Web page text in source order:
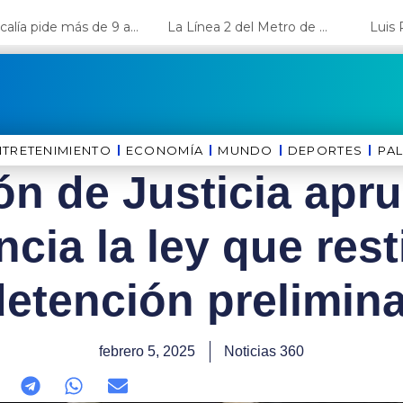
Fiscalía pide más de 9 años de cárcel para el diputado de oposición Harvey Colchado La Línea 2 del Metro de Lima y el Ramal 4 alcanzan un avance del 80%
ECONOMÍA MUNDO DEPORTES
de Justicia
la ley que
febrero 5, 2025 Noticias 360